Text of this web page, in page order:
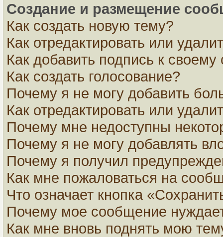
Создание и размещение
Как создать новую тему?
Как отредактировать или
Как добавить подпись к
Как создать голосование?
Почему я не могу добавить
Как отредактировать или
Почему мне недоступны
Почему я не могу добавлять
Почему я получил
Как мне пожаловаться на
Что означает кнопка
Почему мое сообщение
Как мне вновь поднять мою